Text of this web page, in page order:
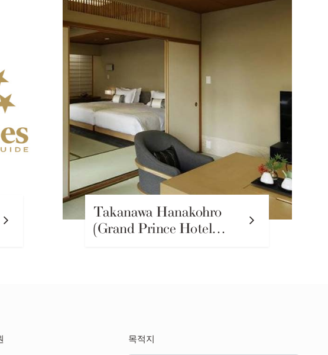
Takanawa Hanakohro
(Grand Prince Hotel…
목적지